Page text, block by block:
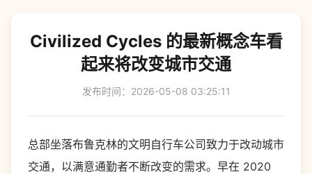
Civilized Cycles 的最新概念车看
起来将改变城市交通
发布时间：2026-05-08 03:25:11
总部坐落布鲁克林的文明自行车公司致力于改动城市
交通，以满意通勤者不断改变的需求。早在 2020